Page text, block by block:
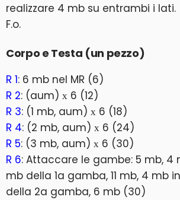
realizzare 4 mb su entrambi i lati.
F.o.
Corpo e Testa (un pezzo)
R 1: 6 mb nel MR (6)
R 2: (aum) х 6 (12)
R 3: (1 mb, aum) х 6 (18)
R 4: (2 mb, aum) х 6 (24)
R 5: (3 mb, aum) х 6 (30)
R 6: Attaccare le gambe: 5 mb, 4
mb della 1a gamba, 11 mb, 4 mb
della 2a gamba, 6 mb (30)